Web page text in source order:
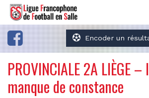
Encoder un
PROVINCIALE 2A LIÈGE
manque de constance